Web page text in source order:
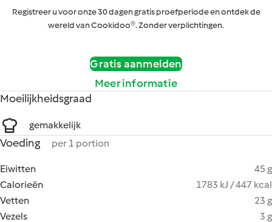
Registreer u voor onze 30 dagen gratis proefperiode en ontdek de
wereld van Cookidoo®. Zonder verplichtingen.
Gratis aanmelden
Meer informatie
Moeilijkheidsgraad
gemakkelijk
Voeding per 1 portion
Eiwitten
45 g
Calorieën
1783 kJ / 447 kcal
Vetten
23 g
Vezels
3 g